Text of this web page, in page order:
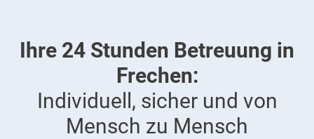
Ihre 24 Stunden Betreuung in
Frechen:
Individuell, sicher und von
Mensch zu Mensch